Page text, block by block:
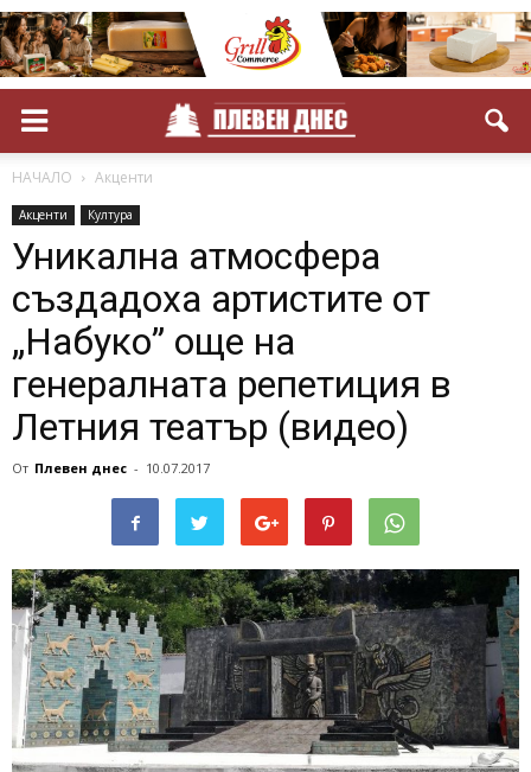
НАЧАЛО Акценти
Акценти Култура
Уникална атмосфера
създадоха артистите от
„Набуко” още на
генералната репетиция в
Летния театър (видео)
От Плевен днес - 10.07.2017